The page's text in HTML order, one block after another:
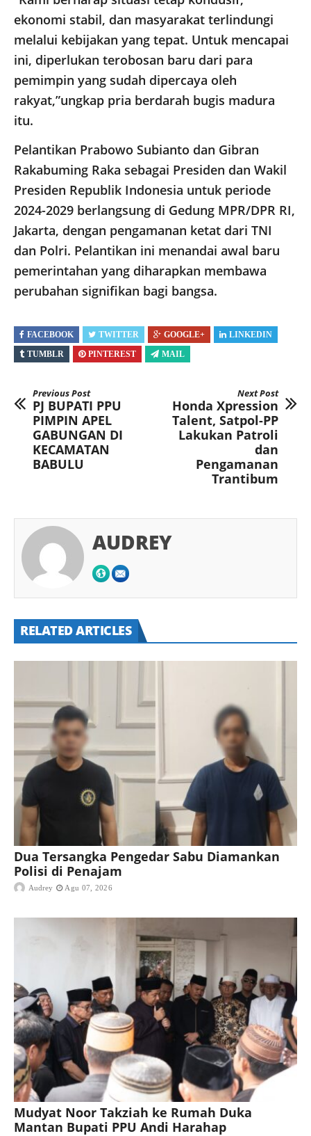
ekonomi stabil, dan masyarakat terlindungi
melalui kebijakan yang tepat. Untuk mencapai
ini, diperlukan terobosan baru dari para
pemimpin yang sudah dipercaya oleh
rakyat,”ungkap pria berdarah bugis madura
itu.
Pelantikan Prabowo Subianto dan Gibran
Rakabuming Raka sebagai Presiden dan Wakil
Presiden Republik Indonesia untuk periode
2024-2029 berlangsung di Gedung MPR/DPR RI,
Jakarta, dengan pengamanan ketat dari TNI
dan Polri. Pelantikan ini menandai awal baru
pemerintahan yang diharapkan membawa
perubahan signifikan bagi bangsa.
FACEBOOK TWITTER GOOGLE+
LINKEDIN
TUMBLR
PINTEREST MAIL
Previous Post
PJ BUPATI PPU
PIMPIN APEL
GABUNGAN DI
KECAMATAN
BABULU
Next Post
Honda Xpression
Talent, Satpol-PP
Lakukan Patroli
dan
Pengamanan
Trantibum
AUDREY
RELATED ARTICLES
Dua Tersangka Pengedar Sabu Diamankan
Polisi di Penajam
Audrey Agu 07, 2026
Mudyat Noor Takziah ke Rumah Duka
Mantan Bupati PPU Andi Harahap